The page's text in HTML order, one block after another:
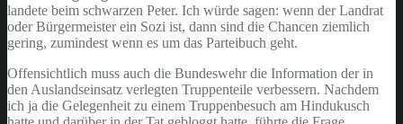
landete beim schwarzen Peter. Ich würde sagen: wenn der Landrat
oder Bürgermeister ein Sozi ist, dann sind die Chancen ziemlich
gering, zumindest wenn es um das Parteibuch geht.
Offensichtlich muss auch die Bundeswehr die Information der in
den Auslandseinsatz verlegten Truppenteile verbessern. Nachdem
ich ja die Gelegenheit zu einem Truppenbesuch am Hindukusch